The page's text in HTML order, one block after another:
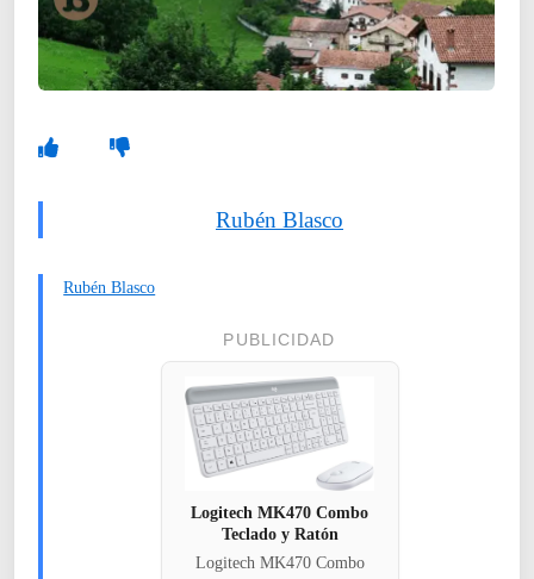
Rubén Blasco
Rubén Blasco
PUBLICIDAD
Logitech MK470 Combo
Teclado y Ratón
Logitech MK470 Combo